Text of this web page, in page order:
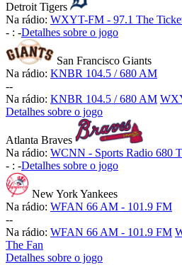
Detroit Tigers
Na rádio: WXYT-FM - 97.1 The
- : -Detalhes sobre o jogo
San Francisco Giants
Na rádio: KNBR 104.5 / 680 AM
--
Na rádio: KNBR 104.5 / 680 AM
Detalhes sobre o jogo
Atlanta Braves
Na rádio: WCNN - Sports Radio 680
- : -Detalhes sobre o jogo
New York Yankees
Na rádio: WFAN 66 AM - 101.9 FM
--
Na rádio: WFAN 66 AM - 101.9 FM
The Fan
Detalhes sobre o jogo